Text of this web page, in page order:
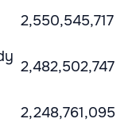
2,550,545,717
2,482,502,747
2,248,761,095